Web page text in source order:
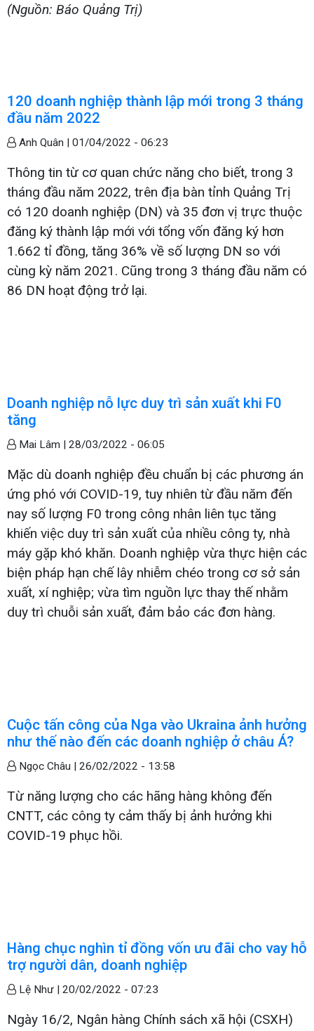
(Nguồn: Báo Quảng Trị)
120 doanh nghiệp thành lập mới trong 3 tháng
đầu năm 2022
Anh Quân | 01/04/2022 - 06:23
Thông tin từ cơ quan chức năng cho biết, trong 3
tháng đầu năm 2022, trên địa bàn tỉnh Quảng Trị
có 120 doanh nghiệp (DN) và 35 đơn vị trực thuộc
đăng ký thành lập mới với tổng vốn đăng ký hơn
1.662 tỉ đồng, tăng 36% về số lượng DN so với
cùng kỳ năm 2021. Cũng trong 3 tháng đầu năm có
86 DN hoạt động trở lại.
Doanh nghiệp nỗ lực duy trì sản xuất khi F0
tăng
Mai Lâm | 28/03/2022 - 06:05
Mặc dù doanh nghiệp đều chuẩn bị các phương án
ứng phó với COVID-19, tuy nhiên từ đầu năm đến
nay số lượng F0 trong công nhân liên tục tăng
khiến việc duy trì sản xuất của nhiều công ty, nhà
máy gặp khó khăn. Doanh nghiệp vừa thực hiện các
biện pháp hạn chế lây nhiễm chéo trong cơ sở sản
xuất, xí nghiệp; vừa tìm nguồn lực thay thế nhằm
duy trì chuỗi sản xuất, đảm bảo các đơn hàng.
Cuộc tấn công của Nga vào Ukraina ảnh hưởng
như thế nào đến các doanh nghiệp ở châu Á?
Ngọc Châu | 26/02/2022 - 13:58
Từ năng lượng cho các hãng hàng không đến
CNTT, các công ty cảm thấy bị ảnh hưởng khi
COVID-19 phục hồi.
Hàng chục nghìn tỉ đồng vốn ưu đãi cho vay hỗ
trợ người dân, doanh nghiệp
Lệ Như | 20/02/2022 - 07:23
Ngày 16/2, Ngân hàng Chính sách xã hội (CSXH)